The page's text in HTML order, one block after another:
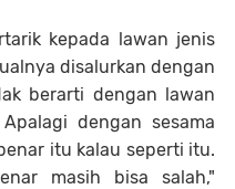
kepada lawan jenis
disalurkan dengan
berarti dengan lawan
dengan sesama
itu kalau seperti itu.
masih bisa salah,"